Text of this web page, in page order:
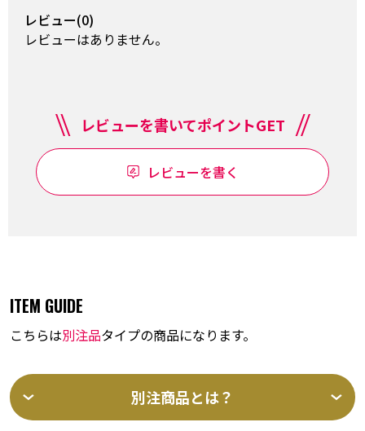
レビュー(0)
レビューはありません。
レビューを書いてポイントGET
レビューを書く
ITEM GUIDE
こちらは別注品タイプの商品になります。
別注商品とは？